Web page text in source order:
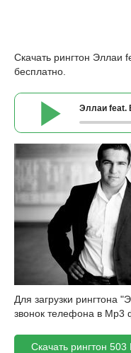
Скачать рингтон Эллаи
бесплатно.
Эллаи feat.
Для загрузки рингтона
звонок телефона в
Скачать рингтон 503